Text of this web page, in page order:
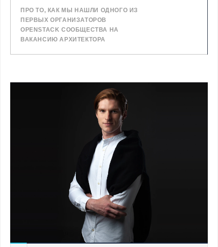
ПРО ТО, КАК МЫ НАШЛИ ОДНОГО ИЗ
ПЕРВЫХ ОРГАНИЗАТОРОВ
OPENSTACK СООБЩЕСТВА НА
ВАКАНСИЮ АРХИТЕКТОРА